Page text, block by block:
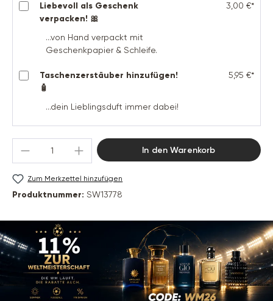
Liebevoll als Geschenk
verpacken! 🎀
...von Hand verpackt mit
Geschenkpapier & Schleife.
3,00 €*
Taschenzerstäuber hinzufügen!
🧴
...dein Lieblingsduft immer dabei!
5,95 €*
Produkt Anzahl: Gib den gewünschten
In den Warenkorb
Zum Merkzettel hinzufügen
Produktnummer: SW13778